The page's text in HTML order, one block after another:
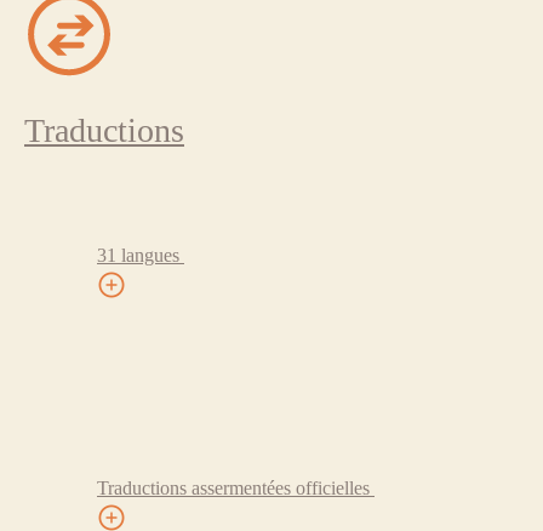
Traductions
31 langues
Traductions assermentées officielles